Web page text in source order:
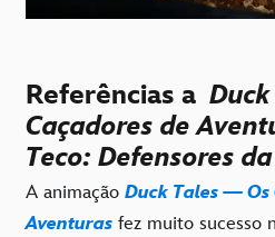
Referências a
Caçadores de
Teco: Defensores
A animação Duck Tales — Os
Aventuras fez muito sucesso